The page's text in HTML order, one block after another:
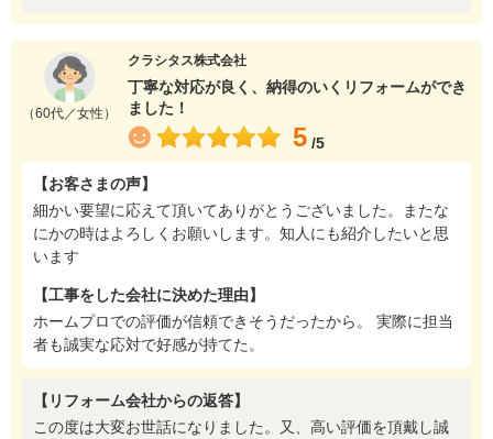
（60代／女性）
クラシタス株式会社
丁寧な対応が良く、納得のいくリフォームができ
ました！
5 /5
【お客さまの声】
細かい要望に応えて頂いてありがとうございました。またな
にかの時はよろしくお願いします。知人にも紹介したいと思
います
【工事をした会社に決めた理由】
ホームプロでの評価が信頼できそうだったから。 実際に担当
者も誠実な応対で好感が持てた。
【リフォーム会社からの返答】
この度は大変お世話になりました。又、高い評価を頂戴し誠